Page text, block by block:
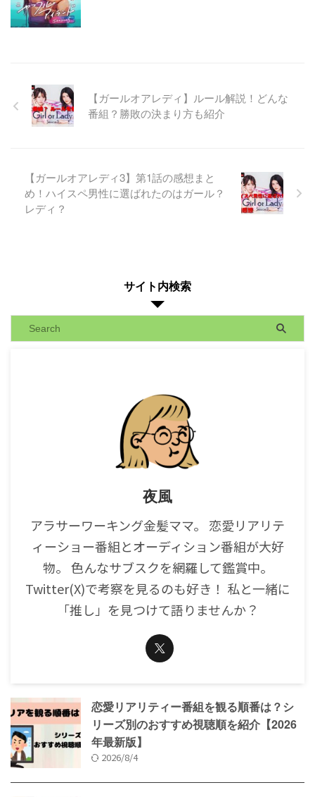
【ガールオアレディ】ルール解説！どんな
番組？勝敗の決まり方も紹介
【ガールオアレディ3】第1話の感想まと
め！ハイスペ男性に選ばれたのはガール？
レディ？
サイト内検索
夜風
アラサーワーキング金髪ママ。 恋愛リアリテ
ィーショー番組とオーディション番組が大好
物。 色んなサブスクを網羅して鑑賞中。
Twitter(X)で考察を見るのも好き！ 私と一緒に
「推し」を見つけて語りませんか？
恋愛リアリティー番組を観る順番は？シ
リーズ別のおすすめ視聴順を紹介【2026
年最新版】
2026/8/4